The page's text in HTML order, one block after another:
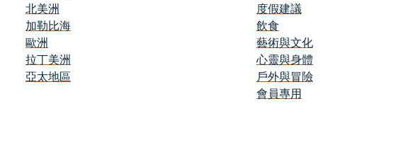
北美洲
加勒比海
歐洲
拉丁美洲
亞太地區
度假建議
飲食
藝術與文化
心靈與身體
戶外與冒險
會員專用